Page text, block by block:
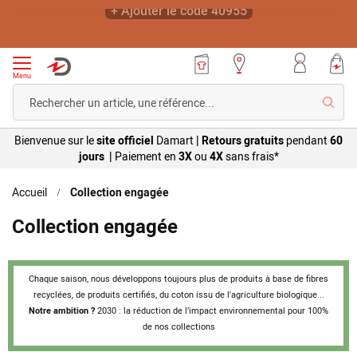
-20% sur votre article préféré dès 19€ d'achats*
Menu
Bienvenue sur lesite officiel Damart | Retours gratuits pendant 60
jours | Paiement en 3Xou 4Xsansfrais*
Accueil Collection engagée
Collection engagée
Chaque saison, nous développons toujours plus de produits à base de fibres
recyclées, de produits certifiés, du coton issu de l'agriculture biologique...
Notre ambition ? 2030 : la réduction de l’impact environnemental pour 100%
de nos collections